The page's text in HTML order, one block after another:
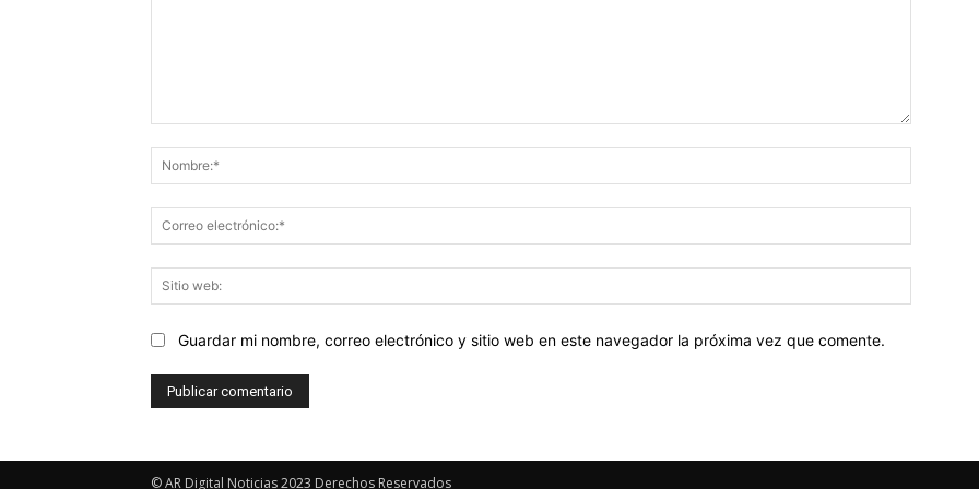
web:
Guardar mi nombre, correo electrónico y sitio web en este navegador la próxima vez que comente.
© AR Digital Noticias 2023 Derechos Reservados